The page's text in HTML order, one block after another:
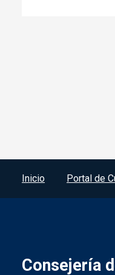
Menú del pie
Inicio Portal de
Consejería